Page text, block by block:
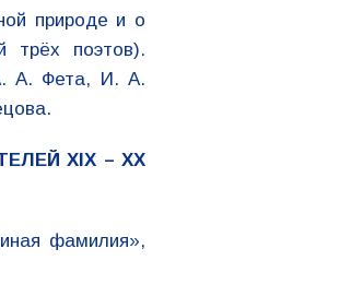
природе и о
трёх поэтов).
А. Фета, И. А.
XIX – XX
фамилия»,